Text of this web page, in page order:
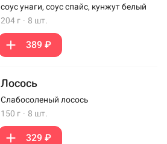
соус унаги, соус спайс, кунжут белый
204 г · 8 шт.
389 ₽
Лосось
Слабосоленый лосось
150 г · 8 шт.
329 ₽